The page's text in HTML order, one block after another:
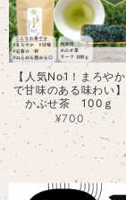
【人気No1！まろやか
で甘味のある味わい】
かぶせ茶 100ｇ
¥700